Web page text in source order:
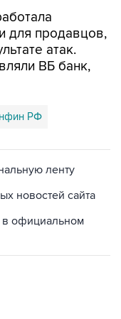
для продавцов,
атак.
ВБ банк,
РФ
ленту
новостей сайта
в официальном